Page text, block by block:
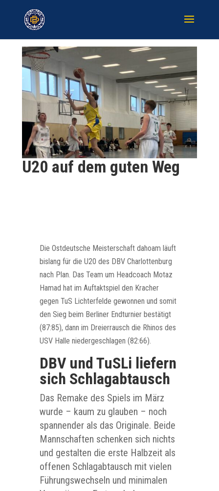
U20 auf dem guten Weg
Die Ostdeutsche Meisterschaft dahoam läuft
bislang für die U20 des DBV Charlottenburg
nach Plan. Das Team um Headcoach Motaz
Hamad hat im Auftaktspiel den Kracher
gegen TuS Lichterfelde gewonnen und somit
den Sieg beim Berliner Endturnier bestätigt
(87:85), dann im Dreierrausch die Rhinos des
USV Halle niedergeschlagen (82:66).
DBV und TuSLi liefern
sich Schlagabtausch
Das Remake des Spiels im März
wurde – kaum zu glauben – noch
spannender als das Originale. Beide
Mannschaften schenken sich nichts
und gestalten die erste Halbzeit als
offenen Schlagabtausch mit vielen
Führungswechseln und minimalen